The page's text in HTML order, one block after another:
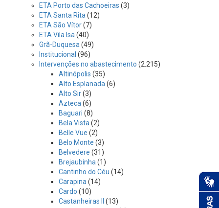
ETA Porto das Cachoeiras (3)
ETA Santa Rita (12)
ETA São Vítor(7)
ETA Vila Isa (40)
Grã-Duquesa (49)
Institucional (96)
Intervenções no abastecimento (2.215)
Altinópolis (35)
Alto Esplanada (6)
Alto Sir(3)
Azteca (6)
Baguari (8)
Bela Vista (2)
Belle Vue (2)
Belo Monte (3)
Belvedere (31)
Brejaubinha (1)
Cantinho do Céu (14)
Carapina (14)
Cardo (10)
Castanheiras II
(13)